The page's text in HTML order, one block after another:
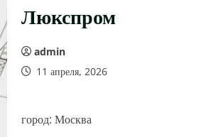
Люкспром
admin
11 апреля, 2026
город: Москва